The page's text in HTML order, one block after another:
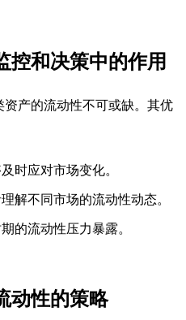
控和决策中的作用
产的流动性不可或缺。其优
时应对市场变化。
解不同市场的流动性动态。
的流动性压力暴露。
动性的策略